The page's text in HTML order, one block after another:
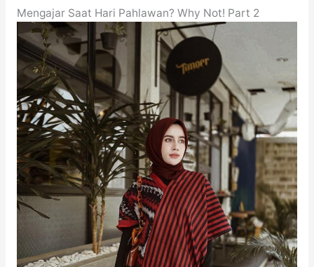
Mengajar Saat Hari Pahlawan? Why Not! Part 2